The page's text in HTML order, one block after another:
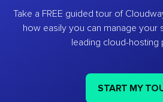
Take a FREE guided tour of
how easily you can manage your
leading cloud-hosting
START MY